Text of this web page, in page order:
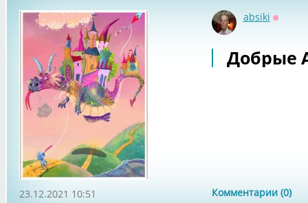
absiki
Добрые
Комментарии (0)
23.12.2021 10:51